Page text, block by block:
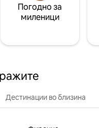
Погодно за
миленици
Дестинации во близина